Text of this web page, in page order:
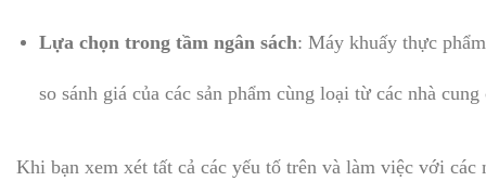
Lựa chọn trong tầm ngân sách: Máy khuấy thực
so sánh giá của các sản phẩm cùng loại từ các nhà cung
Khi bạn xem xét tất cả các yếu tố trên và làm việc với